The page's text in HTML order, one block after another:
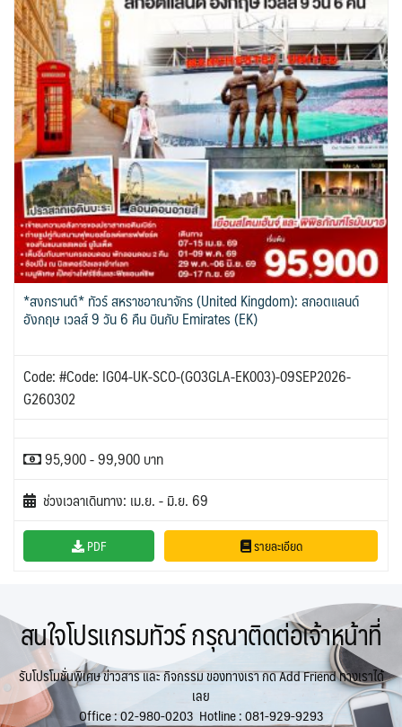
*สงกรานต์* ทัวร์ สหราชอาณาจักร (United Kingdom): สกอตแลนด์
อังกฤษ เวลส์ 9 วัน 6 คืน บินกับ Emirates (EK)
Code: #Code: IG04-UK-SCO-(GO3GLA-EK003)-09SEP2026-
G260302
95,900 - 99,900 บาท
ช่วงเวลาเดินทาง: เม.ย. - มิ.ย. 69
PDF รายละเอียด
สนใจโปรแกรมทัวร์ กรุณาติดต่อเจ้าหน้าที่
รับโปรโมชั่นพิเศษ ข่าวสาร และ กิจกรรม ของทางเรา กด Add Friend ทางเราได้
เลย
Office :02-980-0203 Hotline :081-929-9293